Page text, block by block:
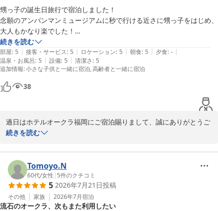
甥っ子の誕生日旅行で宿泊しました！
念願のアンパンマンミュージアムに秒で行ける近さに甥っ子をはじめ、
大人もかなり楽でした！
朝食付きのプランにして、念願だったフレンチトーストを頂けた時は最
高に幸せ感じました！
また絶対泊まりたいです！
続きを読む
部屋: 5 | 接客・サービス: 5 | ロケーション: 5 | 朝食: 5 | 夕食: - |
温泉・お風呂: 5 | 設備: 5 | 清潔さ: 5
追加情報:小さな子供と一緒に宿泊 高齢者と一緒に宿泊
38
過日はホテルオークラ福岡にご宿泊賜りまして、誠にありがとうご
ざいます。甥御様含め皆様で楽しい時間をお過ごし頂けたご様子が
て何よりでございました。今後もご満足いただけるようにスタッフ
一同精進してまいりますので、是非またご来館くださいませ。心よ
ホテルオークラ福岡
2026-07-26
続きを読む
Tomoyo.N
60代/女性 | 5件のクチコミ
5 2026年7月21日投稿
その他 家族 2026年7月宿泊
流石のオークラ、次もまた利用したい